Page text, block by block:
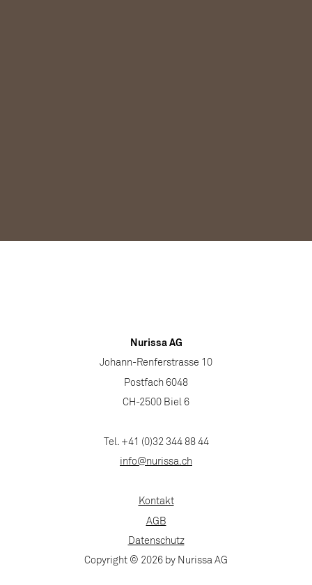
Nurissa AG
Johann-Renferstrasse 10
Postfach 6048
CH-2500 Biel 6
Tel. +41 (0)32 344 88 44
info@nurissa.ch
Kontakt
AGB
Datenschutz
Copyright © 2026 by Nurissa AG